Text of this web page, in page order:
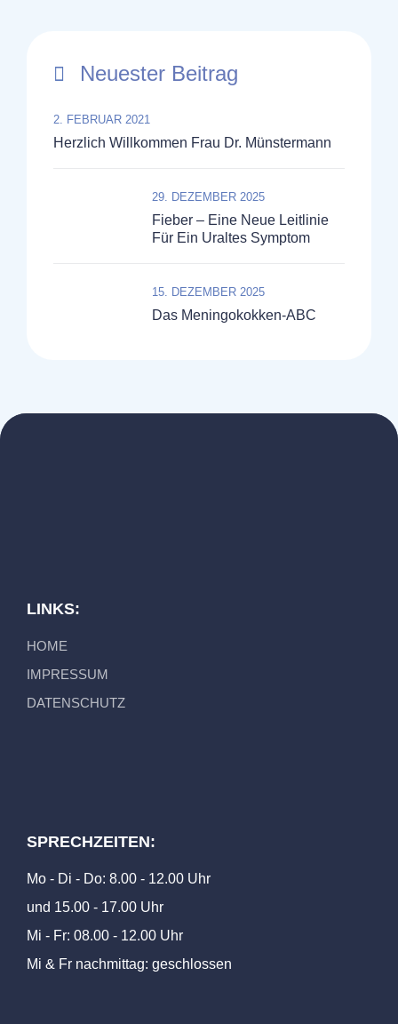
Neuester Beitrag
Herzlich Willkommen Frau Dr. Münstermann
2. FEBRUAR 2021
Fieber – Eine Neue Leitlinie
Für Ein Uraltes Symptom
29. DEZEMBER 2025
Das Meningokokken-ABC
15. DEZEMBER 2025
LINKS:
HOME
IMPRESSUM
DATENSCHUTZ
SPRECHZEITEN:
Mo - Di - Do: 8.00 - 12.00 Uhr
und 15.00 - 17.00 Uhr
Mi - Fr: 08.00 - 12.00 Uhr
Mi & Fr nachmittag: geschlossen